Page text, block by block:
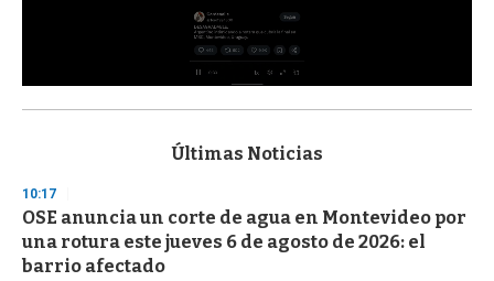
s
d
s
o
f
3
Últimas Noticias
10:17
OSE anuncia un corte de agua en Montevideo por
una rotura este jueves 6 de agosto de 2026: el
barrio afectado